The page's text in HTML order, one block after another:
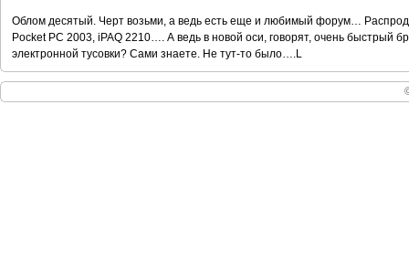
Облом десятый. Черт возьми, а ведь есть еще и любимый форум…
Pocket PC 2003, iPAQ 2210…. А ведь в новой оси, говорят, очень быстрый
электронной тусовки? Сами знаете. Не тут-то было….L